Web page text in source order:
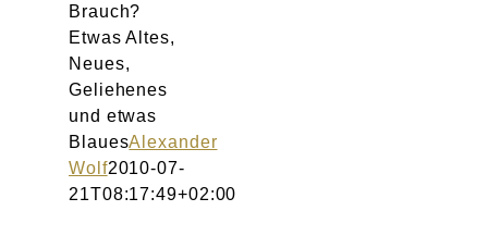
Brauch?
Etwas Altes,
Neues,
Geliehenes
und etwas
BlauesAlexander
Wolf2010-07-
21T08:17:49+02:00